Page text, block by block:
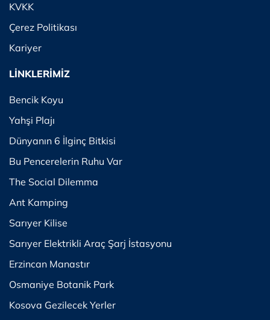
KVKK
Çerez Politikası
Kariyer
LİNKLERİMİZ
Bencik Koyu
Yahşi Plajı
Dünyanın 6 İlginç Bitkisi
Bu Pencerelerin Ruhu Var
The Social Dilemma
Ant Kamping
Sarıyer Kilise
Sarıyer Elektrikli Araç Şarj İstasyonu
Erzincan Manastır
Osmaniye Botanik Park
Kosova Gezilecek Yerler